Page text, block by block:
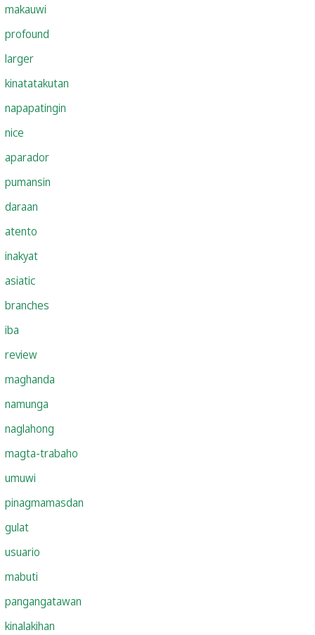
makauwi
profound
larger
kinatatakutan
napapatingin
nice
aparador
pumansin
daraan
atento
inakyat
asiatic
branches
iba
review
maghanda
namunga
naglahong
magta-trabaho
umuwi
pinagmamasdan
gulat
usuario
mabuti
pangangatawan
kinalakihan